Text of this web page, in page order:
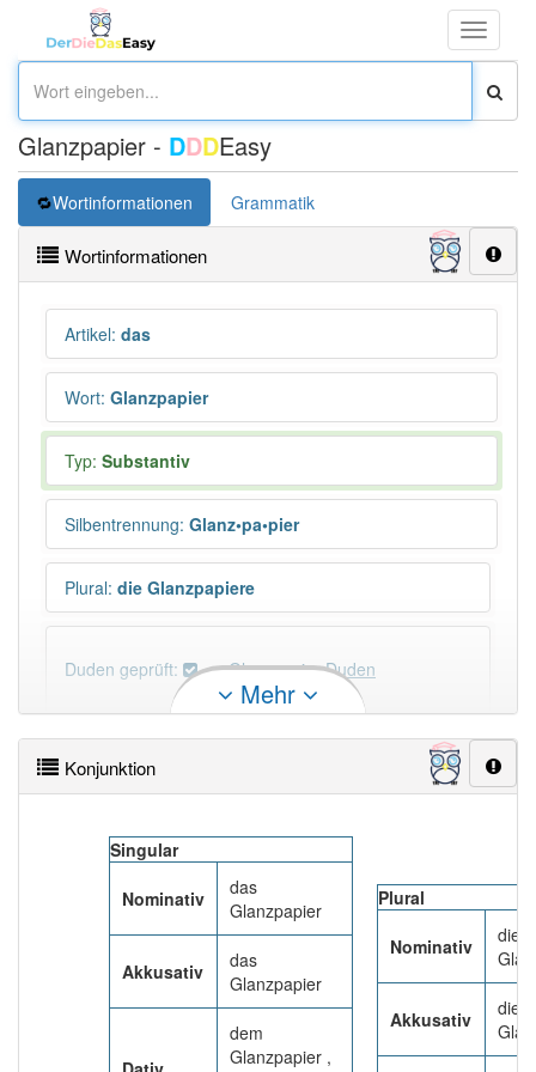
Toggle
Glanzpapier - DDDEasy
Wortinformationen Grammatik
Wortinformationen
Artikel: das
Wort: Glanzpapier
Typ: Substantiv
Silbentrennung: Glanz•pa•pier
Plural: die Glanzpapiere
Duden geprüft: Glanzpapier Duden
PowerIndex:5
Häufigkeit: 4 von 10
-glanzpapier: 2
-glanzpapieraber mit einem
anderen Artikeldas: 0
Mehr
Konjunktion
Singular
Nominativ
das
Glanzpapier
Akkusativ
das
Glanzpapier
dem
Glanzpapier ,
Plural
Nominativ
die
Akkusativ
die